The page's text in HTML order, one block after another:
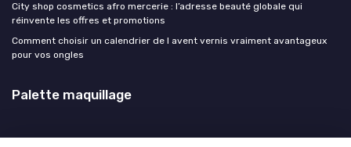
City shop cosmetics afro mercerie : l’adresse beauté globale qui
réinvente les offres et promotions
Comment choisir un calendrier de l avent vernis vraiment avantageux
pour vos ongles
Palette maquillage